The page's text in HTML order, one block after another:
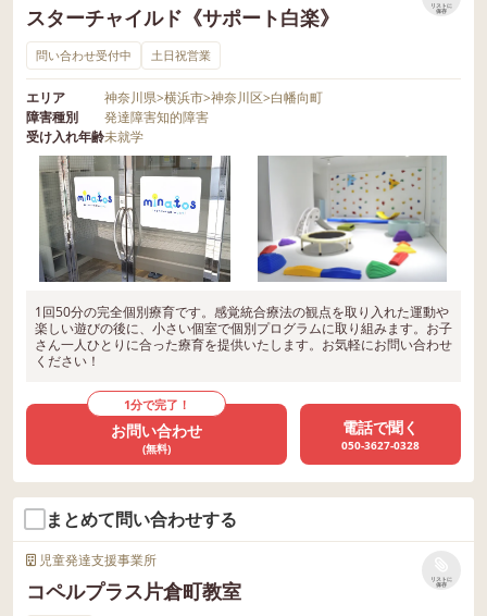
スターチャイルド《サポート白楽》
リストに
保存
問い合わせ受付中 土日祝営業
エリア 神奈川県>横浜市>神奈川区>白幡向町
障害種別
発達障害知的障害
受け入れ年齢未就学
1回50分の完全個別療育です。感覚統合療法の観点を取り入れた運動や
楽しい遊びの後に、小さい個室で個別プログラムに取り組みます。お子
さん一人ひとりに合った療育を提供いたします。お気軽にお問い合わせ
ください！
1分で完了！
お問い合わせ
(無料)
電話で聞く
050-3627-0328
まとめて問い合わせする
児童発達支援事業所
コペルプラス片倉町教室
リストに
保存